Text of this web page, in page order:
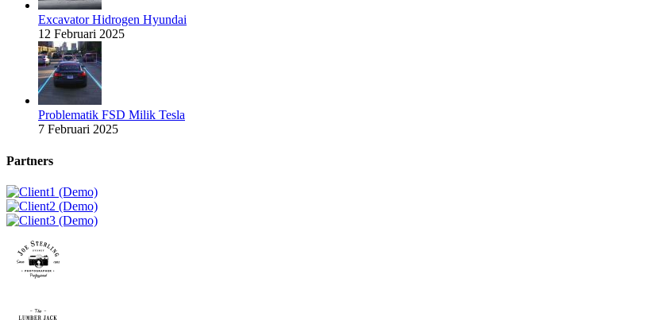
Excavator Hidrogen Hyundai
12 Februari 2025
Problematik FSD Milik Tesla
7 Februari 2025
Partners